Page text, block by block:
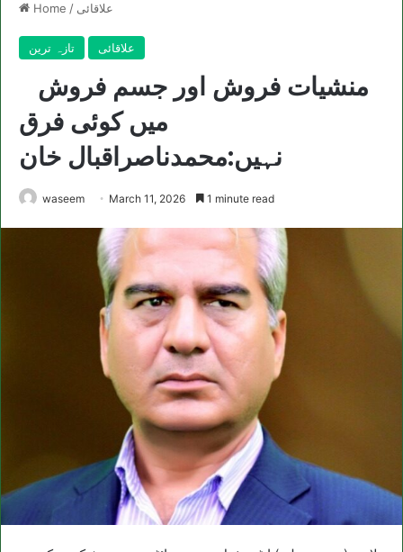
Home / علاقائی
تازہ ترین علاقائی
میں کوئی فرق
نہیں:محمدناصراقبال خان
waseem March 11, 2026 1 minute read